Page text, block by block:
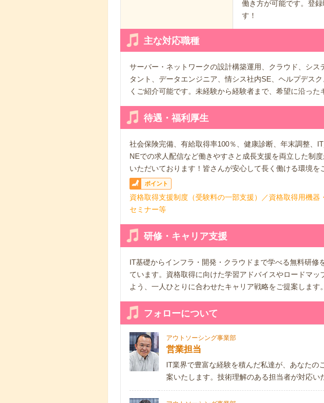
働き方が可能です。登
す！
主な対応職種
サーバー・ネットワークの設計構築運用、クラウド、シ
タント、データエンジニア、情シス社内SE、ヘルプデス
くご紹介可能です。未経験から経験者まで、希望に沿った
待遇・福利厚生
社会保険完備、有給取得率100％、健康診断、年末調整、
NEでの求人配信など働きやすさと成長支援を両立した制
いただいております！皆さんが安心して長く働ける環境を
ポイント
資格取得支援制度（受験料の一部支援）／資格取得用機
セミナー等
研修・キャリア支援
IT基礎からインフラ・開発・クラウドまで学べる無料研
ています。資格取得に向けた学習アドバイスやロードマ
よう、一人ひとりに合わせたキャリア戦略をご提案します。
フォローについて
アウトソーシング事業部
営業担当
IT業界で豊富な経験を積んだ私達が、あなた
案いたします。技術理解のある担当者が対応い